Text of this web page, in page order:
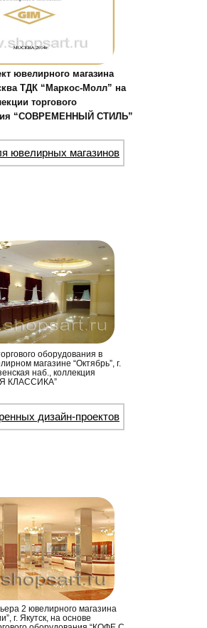
ювелирного магазина
ТДК “Маркос-Молл” на
торгового
“СОВРЕМЕННЫЙ СТИЛЬ”
ювелирных магазинов
оборудования в
магазине “Октябрь”, г.
наб., коллекция
КЛАССИКА”
дизайн-проектов
2 ювелирного магазина
г. Якутск, на основе